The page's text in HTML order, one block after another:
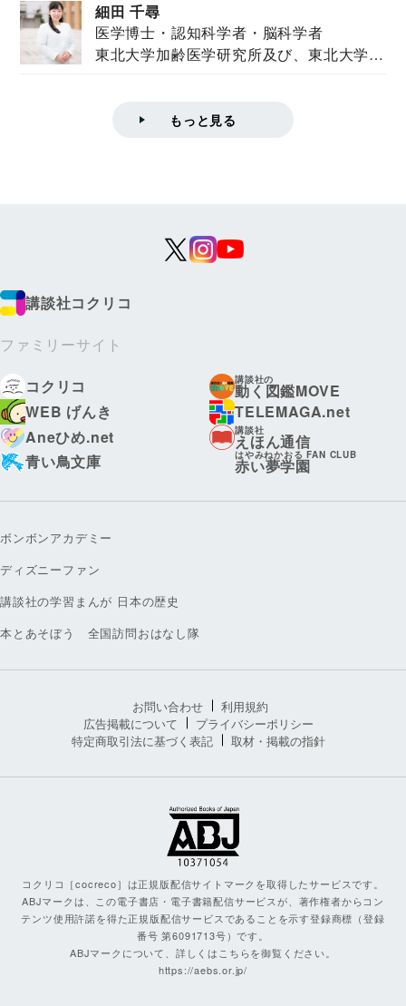
細田 千尋
医学博士・認知科学者・脳科学者
東北大学加齢医学研究所及び、東北大学大
もっと見る
講談社コクリコ
ファミリーサイト
コクリコ
講談社の
動く図鑑MOVE
WEB げんき
TELEMAGA.net
Aneひめ.net
講談社
えほん通信
青い鳥文庫
はやみねかおる FAN CLUB
赤い夢学園
ボンボンアカデミー
ディズニーファン
講談社の学習まんが 日本の歴史
本とあそぼう 全国訪問おはなし隊
お問い合わせ
利用規約
広告掲載について
プライバシーポリシー
特定商取引法に基づく表記
取材・掲載の指針
コクリコ［cocreco］は正規版配信サイトマークを取得したサービスです。
ABJマークは、この電子書店・電子書籍配信サービスが、著作権者からコン
テンツ使用許諾を得た正規版配信サービスであることを示す登録商標（登録
番号 第6091713号）です。
ABJマークについて、詳しくはこちらを御覧ください。
https://aebs.or.jp/